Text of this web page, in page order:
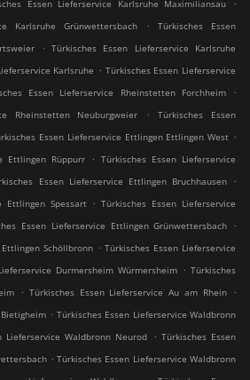
Essen Lieferservice Karlsruhe Maximiliansau
Karlsruhe Grünwettersbach
.
Türkisches Essen
. Türkisches Essen Lieferservice Karlsruhe
Karlsruhe . Türkisches Essen Lieferservice
Essen Lieferservice Rheinstetten Forchheim
.
Rheinstetten Neuburgweier
.
Türkisches Essen
Essen Lieferservice Ettlingen Ettlingen West .
Ettlingen Rüppurr
. Türkisches Essen Lieferservice
Essen Lieferservice Ettlingen Bruchhausen
.
Ettlingen Spessart
. Türkisches Essen Lieferservice
Essen Lieferservice Ettlingen Grünwettersbach
.
Schöllbronn . Türkisches Essen Lieferservice
Durmersheim Würmersheim . Türkisches
. Türkisches Essen Lieferservice Au am Rhein
.
. Türkisches Essen Lieferservice Waldbronn
Lieferservice Waldbronn Neurod . Türkisches Essen
. Türkisches Essen Lieferservice Waldbronn